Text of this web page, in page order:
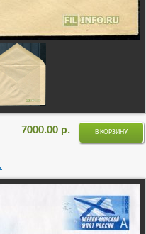
В КОРЗИНУ
7000.00 р.